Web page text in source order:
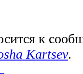
к
Kartsev.